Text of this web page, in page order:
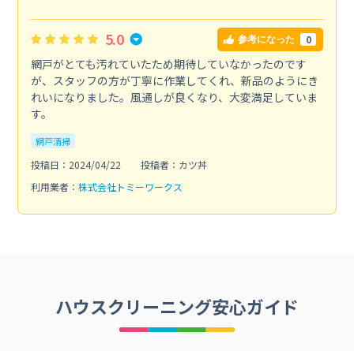
5.0 参考になった 0
網戸がとても汚れていたため期待していなかったのです
が、スタッフの方が丁寧に作業してくれ、新品のようにき
れいになりました。風通しが良くなり、大変満足していま
す。
網戸清掃
投稿日：2024/04/22
投稿者：カツ丼
利用業者： 株式会社トミーワークス
ハウスクリーニング安心ガイド